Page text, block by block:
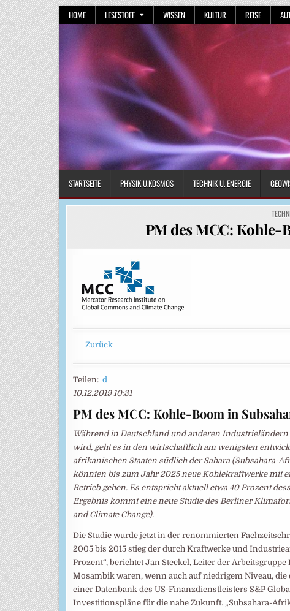
Skip
to
content
HOME LESESTOFF WISSEN KULTUR REISE
STARTSEITE PHYSIK U.KOSMOS TECHNIK U. ENERGIE
IN
PM des MCC:
Zurück
Teilen: d
10.12.2019 10:31
PM des MCC: Kohle-Boom in
Während in Deutschland und anderen
wird, geht es in den wirtschaftlich am wenigsten
afrikanischen Staaten südlich der Sahara (Subsahara-
könnten bis zum Jahr 2025 neue Kohlekraftwerke mit
Betrieb gehen. Es entspricht aktuell etwa 40 Prozent
Ergebnis kommt eine neue Studie des Berliner
and Climate Change).
Die Studie wurde jetzt in der renommierten
2005 bis 2015 stieg der durch Kraftwerke und
Prozent“, berichtet Jan Steckel, Leiter der
Mosambik waren, wenn auch auf niedrigem Niveau,
einer Datenbank des US-Finanzdienstleisters S&P
Investitionspläne für die nahe Zukunft. „Subsahara-